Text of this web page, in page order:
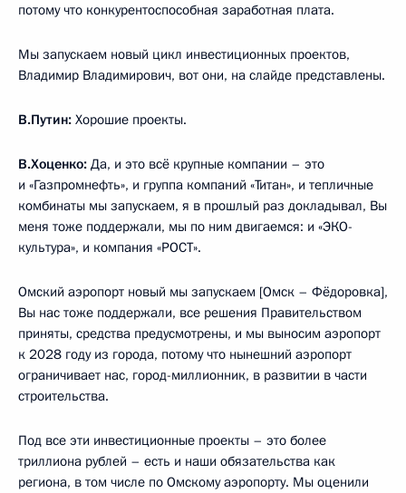
потому что конкурентоспособная заработная плата.
Мы запускаем новый цикл инвестиционных проектов,
Владимир Владимирович, вот они, на слайде представлены.
В.Путин: Хорошие проекты.
В.Хоценко: Да, и это всё крупные компании – это
и «Газпромнефть», и группа компаний «Титан», и тепличные
комбинаты мы запускаем, я в прошлый раз докладывал, Вы
меня тоже поддержали, мы по ним двигаемся: и «ЭКО-
культура», и компания «РОСТ».
Омский аэропорт новый мы запускаем [Омск – Фёдоровка],
Вы нас тоже поддержали, все решения Правительством
приняты, средства предусмотрены, и мы выносим аэропорт
к 2028 году из города, потому что нынешний аэропорт
ограничивает нас, город-миллионник, в развитии в части
строительства.
Под все эти инвестиционные проекты – это более
триллиона рублей – есть и наши обязательства как
региона, в том числе по Омскому аэропорту. Мы оценили